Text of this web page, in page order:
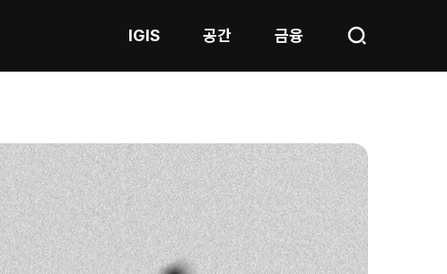
IGIS 공간 금융